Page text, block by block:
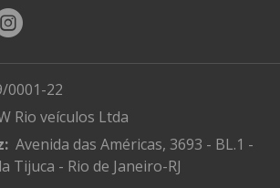
0001-22
Rio veículos Ltda
Avenida das Américas, 3693 - BL.1 -
Tijuca - Rio de Janeiro-RJ